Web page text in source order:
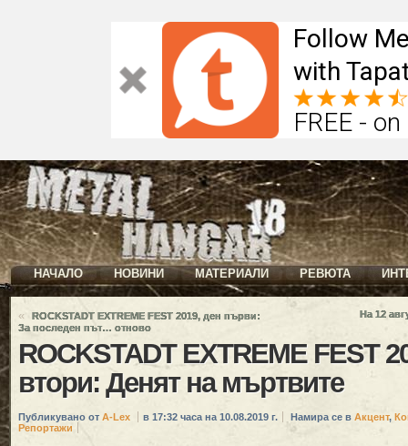
Follow
with
FREE -
НАЧАЛО НОВИНИ МАТЕРИАЛИ РЕВЮТА
«
ROCKSTADT EXTREME FEST 2019, ден първи:
За последен път… отново
На 12
ROCKSTADT EXTREME FEST
втори: Денят на мъртвите
Публикувано от A-Lex в 17:32 часа на 10.08.2019 г. Намира се в Акцент,
Репортажи